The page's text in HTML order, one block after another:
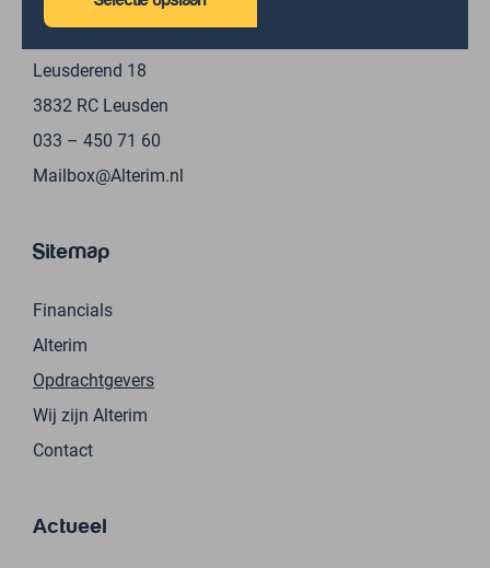
Contact
Leusderend 18
3832 RC Leusden
033 – 450 71 60
Mailbox@Alterim.nl
Sitemap
Financials
Alterim
Opdrachtgevers
Wij zijn Alterim
Contact
Actueel